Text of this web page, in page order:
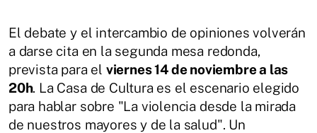
El debate y el intercambio de opiniones volverán
a darse cita en la segunda mesa redonda,
prevista para el viernes 14 de noviembre a las
20h. La Casa de Cultura es el escenario elegido
para hablar sobre "La violencia desde la mirada
de nuestros mayores y de la salud". Un